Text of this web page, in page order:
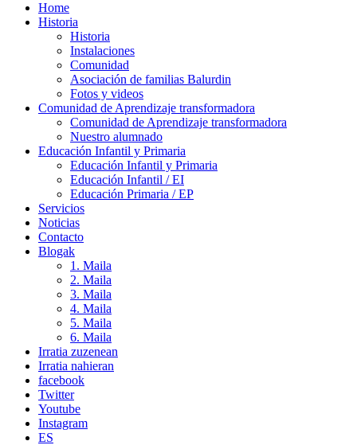
Home
Historia
Historia
Instalaciones
Comunidad
Asociación de familias Balurdin
Fotos y videos
Comunidad de Aprendizaje transformadora
Comunidad de Aprendizaje transformadora
Nuestro alumnado
Educación Infantil y Primaria
Educación Infantil y Primaria
Educación Infantil / EI
Educación Primaria / EP
Servicios
Noticias
Contacto
Blogak
1. Maila
2. Maila
3. Maila
4. Maila
5. Maila
6. Maila
Irratia zuzenean
Irratia nahieran
facebook
Twitter
Youtube
Instagram
ES